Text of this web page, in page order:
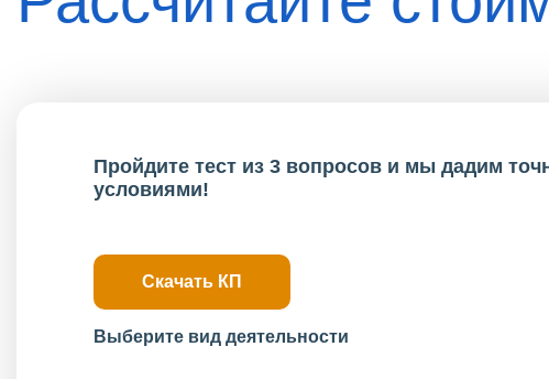
Пройдите тест из 3 вопросов и мы дадим
условиями!
Скачать КП
Выберите вид деятельности